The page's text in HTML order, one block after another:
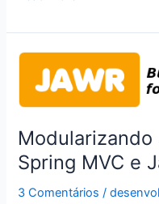
necessidade
do
deploy
aplicações
web
monolíticas
Spring MVC e
3 Comentários /